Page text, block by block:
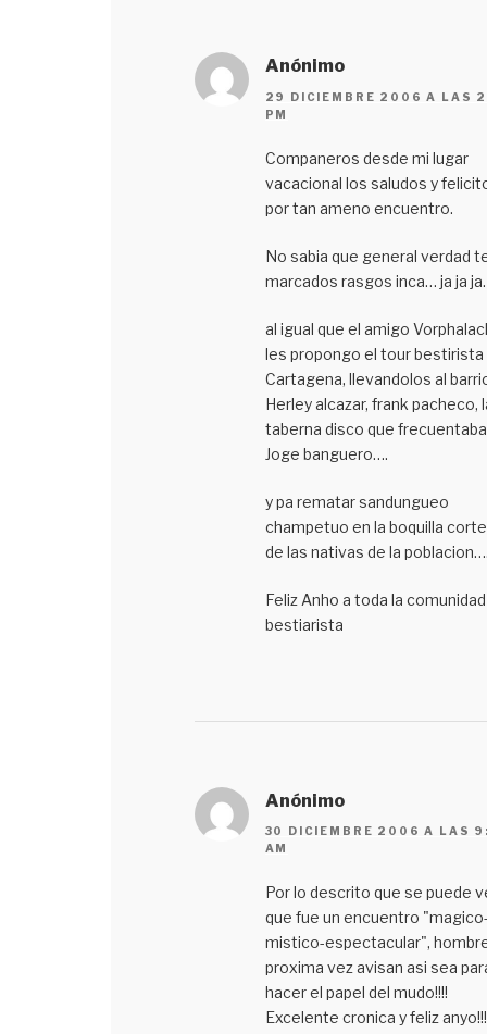
Anónimo
29 DICIEMBRE 2006 A LAS
PM
Companeros desde mi lugar
vacacional los saludos y
por tan ameno encuentro.
No sabia que general verdad
marcados rasgos inca… ja ja
al igual que el amigo
les propongo el tour bestirista
Cartagena, llevandolos al
Herley alcazar, frank pacheco,
taberna disco que frecuentaba
Joge banguero….
y pa rematar sandungueo
champetuo en la boquilla
de las nativas de la
Feliz Anho a toda la comunidad
bestiarista
Anónimo
30 DICIEMBRE 2006 A LAS
AM
Por lo descrito que se puede
que fue un encuentro
mistico-espectacular",
proxima vez avisan asi sea
hacer el papel del mudo!!!!
Excelente cronica y feliz anyo!!!